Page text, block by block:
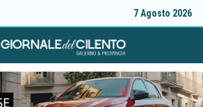
7 Agosto 2026